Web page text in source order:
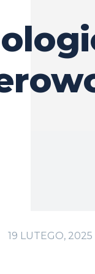
19 LUTEGO, 2025